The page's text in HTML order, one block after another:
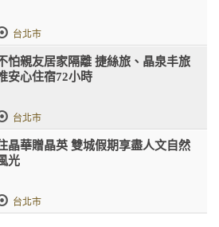
台北市
怕親友居家隔離 捷絲旅、晶泉丰旅
安心住宿72小時
台北市
晶華贈晶英 雙城假期享盡人文自然
光
台北市